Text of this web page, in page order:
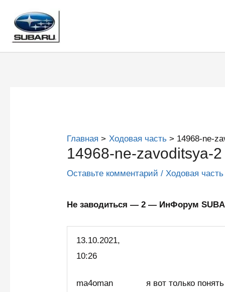
содержимому
Главная Ходовая часть 14968-ne-
14968-ne-zavoditsya-2
Оставьте комментарий / Ходовая часть
Не заводиться — 2 — ИнФорум
13.10.2021,
10:26
ma4oman
я вот только